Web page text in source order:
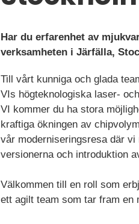
Har du erfarenhet av
verksamheten i Järfälla,
Till vårt kunniga och glada
VIs högteknologiska laser-
VI kommer du ha stora
kraftiga ökningen av
vår moderniseringsresa där
versionerna och introduktion
Välkommen till en roll som
ett agilt team som tar fram en